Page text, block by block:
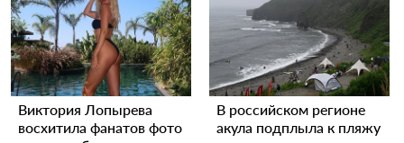
Виктория Лопырева
восхитила фанатов фото
В российском регионе
акула подплыла к пляжу